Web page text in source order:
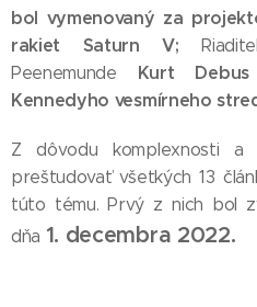
bol vymenovaný za
rakiet Saturn V;
Peenemunde Kurt
Kennedyho vesmírneho
Z dôvodu komplexnosti a
preštudovať všetkých 13
túto tému. Prvý z nich bol
dňa 1. decembra 2022.